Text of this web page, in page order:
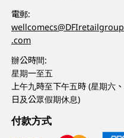
電郵:
wellcomecs@DFIretailgroup
.com
辦公時間:
星期一至五
上午九時至下午五時 (星期六、
日及公眾假期休息)
付款方式